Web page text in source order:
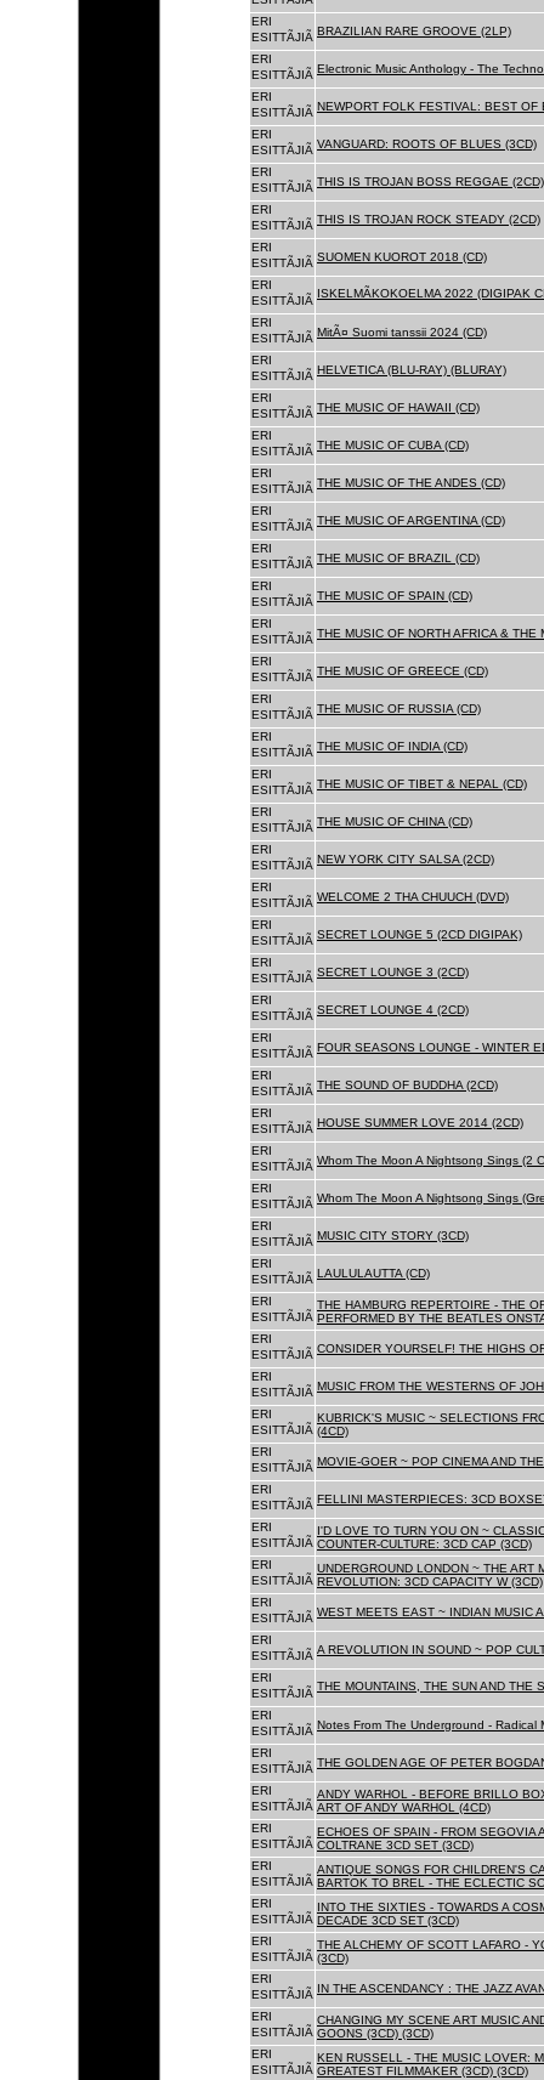
ERI
ESITTÃJIÃ BRAZILIAN RARE GROOVE (2LP)
ERI
ESITTÃJIÃ Electronic Music Anthology - The
ERI
ESITTÃJIÃ NEWPORT FOLK FESTIVAL: BEST OF
ERI
ESITTÃJIÃ VANGUARD: ROOTS OF BLUES (3CD)
ERI
ESITTÃJIÃ THIS IS TROJAN BOSS REGGAE (2CD)
ERI
ESITTÃJIÃ THIS IS TROJAN ROCK STEADY (2CD)
ERI
ESITTÃJIÃ SUOMEN KUOROT 2018 (CD)
ERI
ESITTÃJIÃ
ISKELMÃKOKOELMA 2022 (DIGIPAK
ERI
ESITTÃJIÃ MitÃ¤ Suomi tanssii 2024 (CD)
ERI
ESITTÃJIÃ HELVETICA (BLU-RAY) (BLURAY)
ERI
ESITTÃJIÃ THE MUSIC OF HAWAII (CD)
ERI
ESITTÃJIÃ THE MUSIC OF CUBA (CD)
ERI
ESITTÃJIÃ THE MUSIC OF THE ANDES (CD)
ERI
ESITTÃJIÃ THE MUSIC OF ARGENTINA (CD)
ERI
ESITTÃJIÃ THE MUSIC OF BRAZIL (CD)
ERI
ESITTÃJIÃ THE MUSIC OF SPAIN (CD)
ERI
ESITTÃJIÃ THE MUSIC OF NORTH AFRICA & THE
ERI
ESITTÃJIÃ THE MUSIC OF GREECE (CD)
ERI
ESITTÃJIÃ THE MUSIC OF RUSSIA (CD)
ERI
ESITTÃJIÃ THE MUSIC OF INDIA (CD)
ERI
ESITTÃJIÃ THE MUSIC OF TIBET & NEPAL (CD)
ERI
ESITTÃJIÃ THE MUSIC OF CHINA (CD)
ERI
ESITTÃJIÃ NEW YORK CITY SALSA (2CD)
ERI
ESITTÃJIÃ WELCOME 2 THA CHUUCH (DVD)
ERI
ESITTÃJIÃ SECRET LOUNGE 5 (2CD DIGIPAK)
ERI
ESITTÃJIÃ SECRET LOUNGE 3 (2CD)
ERI
ESITTÃJIÃ SECRET LOUNGE 4 (2CD)
ERI
ESITTÃJIÃ FOUR SEASONS LOUNGE - WINTER
ERI
ESITTÃJIÃ THE SOUND OF BUDDHA (2CD)
ERI
ESITTÃJIÃ HOUSE SUMMER LOVE 2014 (2CD)
ERI
ESITTÃJIÃ Whom The Moon A Nightsong Sings (2
ERI
ESITTÃJIÃ Whom The Moon A Nightsong Sings
ERI
ESITTÃJIÃ MUSIC CITY STORY (3CD)
ERI
ESITTÃJIÃ LAULULAUTTA (CD)
ERI
ESITTÃJIÃ
THE HAMBURG REPERTOIRE - THE
PERFORMED BY THE BEATLES
ERI
ESITTÃJIÃ CONSIDER YOURSELF! THE HIGHS
ERI
ESITTÃJIÃ MUSIC FROM THE WESTERNS OF
ERI
ESITTÃJIÃ
KUBRICK'S MUSIC ~ SELECTIONS
(4CD)
ERI
ESITTÃJIÃ MOVIE-GOER ~ POP CINEMA AND
ERI
ESITTÃJIÃ FELLINI MASTERPIECES: 3CD
ERI
ESITTÃJIÃ
I'D LOVE TO TURN YOU ON ~
COUNTER-CULTURE: 3CD CAP (3CD)
ERI
ESITTÃJIÃ
UNDERGROUND LONDON ~ THE ART
REVOLUTION: 3CD CAPACITY W (3CD)
ERI
ESITTÃJIÃ WEST MEETS EAST ~ INDIAN MUSIC
ERI
ESITTÃJIÃ A REVOLUTION IN SOUND ~ POP
ERI
ESITTÃJIÃ
THE MOUNTAINS, THE SUN AND THE
ERI
ESITTÃJIÃ Notes From The Underground - Radical
ERI
ESITTÃJIÃ THE GOLDEN AGE OF PETER
ERI
ESITTÃJIÃ
ANDY WARHOL - BEFORE BRILLO
ART OF ANDY WARHOL (4CD)
ERI
ESITTÃJIÃ
ECHOES OF SPAIN - FROM SEGOVIA
COLTRANE 3CD SET (3CD)
ERI
ESITTÃJIÃ
ANTIQUE SONGS FOR CHILDREN'S
BARTOK TO BREL - THE ECLECTIC
ERI
ESITTÃJIÃ
INTO THE SIXTIES - TOWARDS A
DECADE 3CD SET (3CD)
ERI
ESITTÃJIÃ
THE ALCHEMY OF SCOTT LAFARO -
(3CD)
ERI
ESITTÃJIÃ IN THE ASCENDANCY : THE JAZZ
ERI
ESITTÃJIÃ
CHANGING MY SCENE ART MUSIC
GOONS (3CD) (3CD)
ERI
ESITTÃJIÃ
KEN RUSSELL - THE MUSIC LOVER:
GREATEST FILMMAKER (3CD) (3CD)